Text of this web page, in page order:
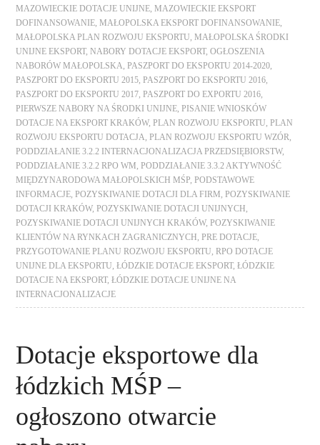
MAZOWIECKIE DOTACJE UNIJNE
MAZOWIECKIE EKSPORT
DOFINANSOWANIE
MAŁOPOLSKA EKSPORT DOFINANSOWANIE
MAŁOPOLSKA PLAN ROZWOJU EKSPORTU
MAŁOPOLSKA ŚRODKI
UNIJNE EKSPORT, NABORY DOTACJE EKSPORT,OGŁOSZENIA
NABORÓW MAŁOPOLSKA
PASZPORT DO EKSPORTU 2014-2020
PASZPORT DO EKSPORTU 2015
PASZPORT DO EKSPORTU 2016
PASZPORT DO EKSPORTU 2017
PASZPORT DO EXPORTU 2016
PIERWSZE NABORY NA ŚRODKI UNIJNE
PISANIE WNIOSKÓW
DOTACJE NA EKSPORT KRAKÓW, PLAN ROZWOJU EKSPORTU
PLAN
ROZWOJU EKSPORTU DOTACJA
PLAN ROZWOJU EKSPORTU WZÓR
PODDZIAŁANIE 3.2.2 INTERNACJONALIZACJA PRZEDSIĘBIORSTW,
PODDZIAŁANIE 3.2.2 RPO WM
PODDZIAŁANIE 3.3.2 AKTYWNOŚĆ
MIĘDZYNARODOWA MAŁOPOLSKICH MŚP
PODSTAWOWE
INFORMACJE
POZYSKIWANIE DOTACJI DLA FIRM
POZYSKIWANIE
DOTACJI KRAKÓW, POZYSKIWANIE DOTACJI UNIJNYCH
POZYSKIWANIE DOTACJI UNIJNYCH KRAKÓW, POZYSKIWANIE
KLIENTÓW NA RYNKACH ZAGRANICZNYCH
PRE DOTACJE
PRZYGOTOWANIE PLANU ROZWOJU EKSPORTU
RPO DOTACJE
UNIJNE DLA EKSPORTU ,ŁÓDZKIE DOTACJE EKSPORT,ŁÓDZKIE
DOTACJE NA EKSPORT,ŁÓDZKIE DOTACJE UNIJNE NA
INTERNACJONALIZACJE
Dotacje eksportowe dla
łódzkich MŚP –
ogłoszono otwarcie